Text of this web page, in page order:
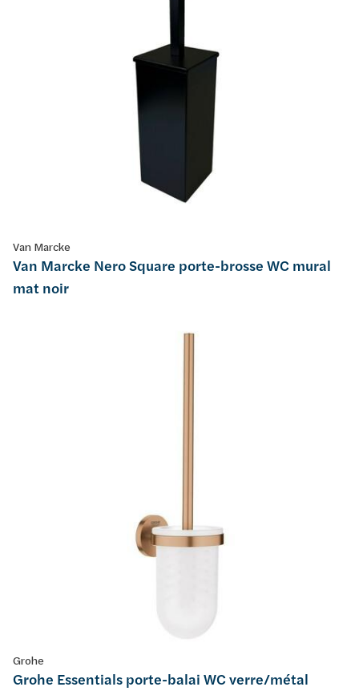
Van Marcke
Van Marcke Nero Square porte-brosse WC mural
mat noir
Grohe
Grohe Essentials porte-balai WC verre/métal